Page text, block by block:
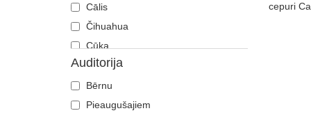
Cālis
Čihuahua
Cūka
Čūska
Degunradzis
Delfīns
Auditorija
Bērnu
Pieaugušajiem
cepuri